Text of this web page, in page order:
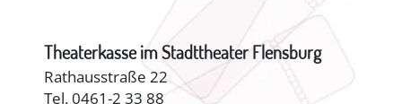
Theaterkasse im Stadttheater Flensburg
Rathausstraße 22
Tel. 0461-2 33 88